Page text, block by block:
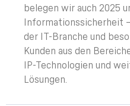
belegen wir auch 2025
Informationssicherheit
der IT-Branche und
Kunden aus den
IP-Technologien und
Lösungen.